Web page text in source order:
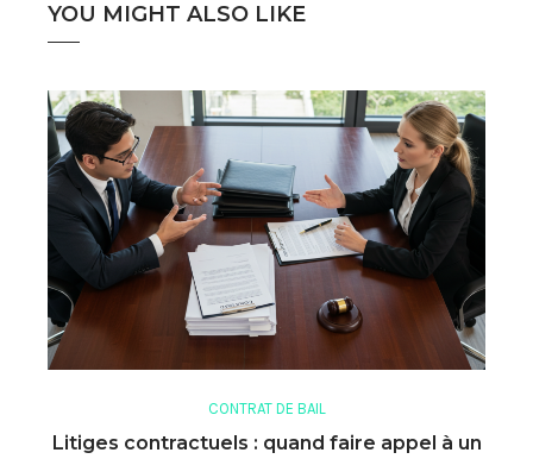
YOU MIGHT ALSO LIKE
CONTRAT DE BAIL
Litiges contractuels : quand faire appel à un